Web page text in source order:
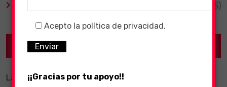
(55)
Recent Posts
La importancia de un software ERP dentro de una
Acepto la política de privacidad.
¡¡Gracias por tu apoyo!!